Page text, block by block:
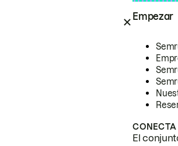
Empezar
El